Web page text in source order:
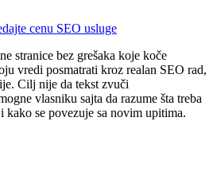
cenu SEO usluge
stranice bez grešaka koje koče
vredi posmatrati kroz realan SEO rad,
Cilj nije da tekst zvuči
vlasniku sajta da razume šta treba
kako se povezuje sa novim upitima.